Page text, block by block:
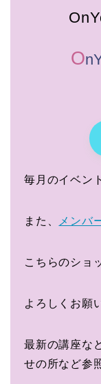
O
毎月のイベン
また、 メンバ
こちらのショ
よろしくお願
最新の講座な
せの所など参